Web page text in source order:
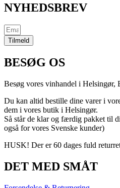
NYHEDSBREV
Tilmeld
BESØG OS
Besøg vores vinhandel i Helsingør,
Du kan altid bestille dine varer i
dem i vores butik i Helsingør.
Så står de klar og færdig pakket til
også for vores Svenske kunder)
HUSK! Der er 60 dages fuld
DET MED SMÅT